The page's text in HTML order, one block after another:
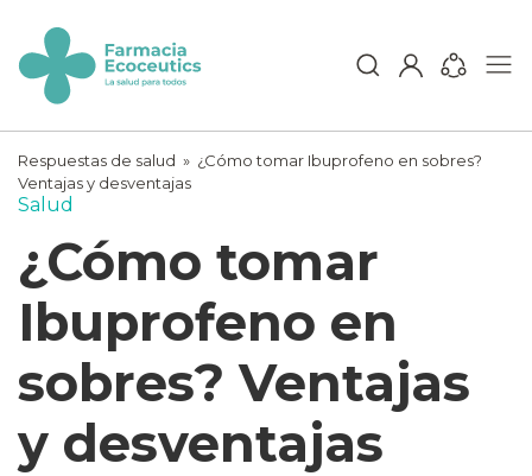
content
ecoceutics
Respuestas de salud » ¿Cómo tomar Ibuprofeno en sobres?
Ventajas y desventajas
Salud
¿Cómo tomar
Ibuprofeno en
sobres? Ventajas
y desventajas